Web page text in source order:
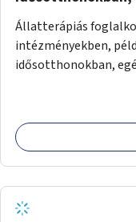
Állatterápiás
intézményekben,
idősotthonokban,